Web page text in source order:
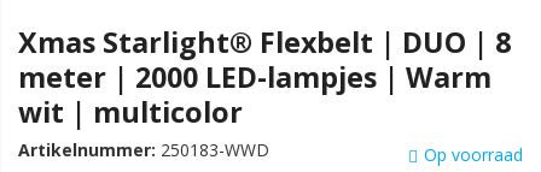
Xmas Starlight® Flexbelt | DUO | 8
meter | 2000 LED-lampjes | Warm
wit | multicolor
Op voorraad
Artikelnummer: 250183-WWD